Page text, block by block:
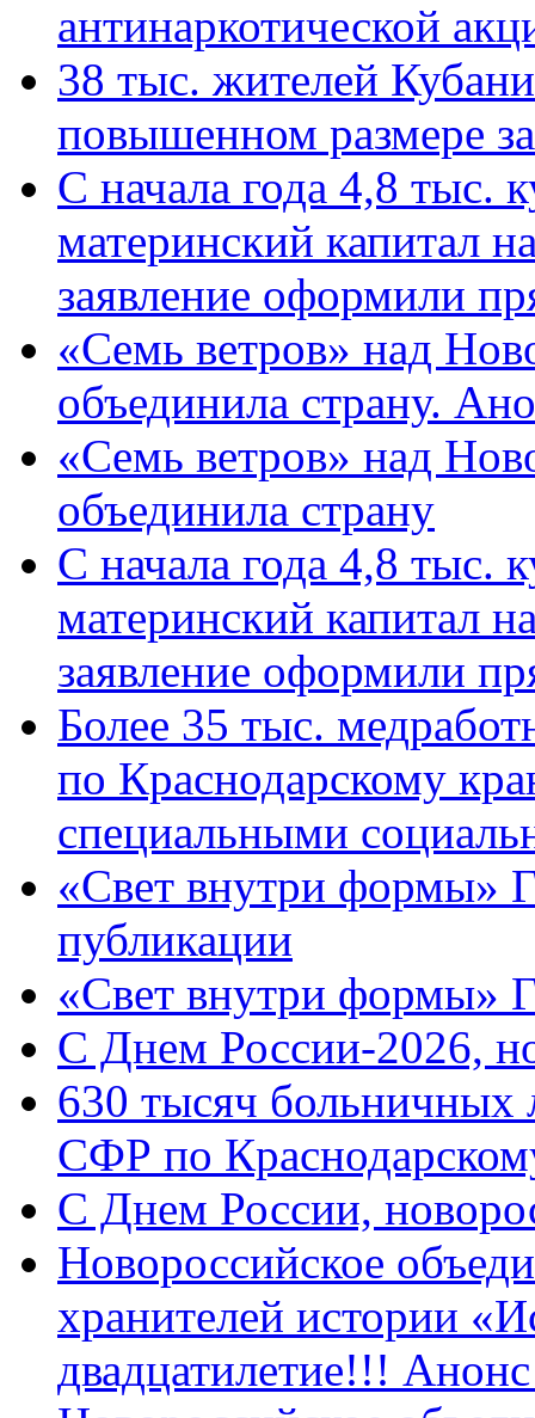
антинаркотической
38 тыс. жителей
повышенном размере
С начала года 4,8 тыс.
материнский капитал
заявление оформили
«Семь ветров» над
объединила страну.
«Семь ветров» над
объединила страну
С начала года 4,8 тыс.
материнский капитал
заявление оформили
Более 35 тыс.
по Краснодарскому
специальными
«Свет внутри формы»
публикации
«Свет внутри формы»
C Днем России-2026,
630 тысяч больничных
СФР по
C Днем России,
Новороссийское
хранителей истории
двадцатилетие!!!